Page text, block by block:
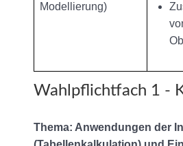
Modellierung)
Wahlpflichtfach 1 -
Thema: Anwendungen der